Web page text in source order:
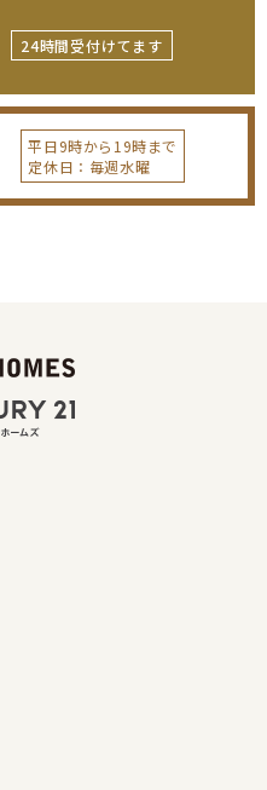
24時間受付けてます
平日9時から19時まで
定休日：毎週水曜